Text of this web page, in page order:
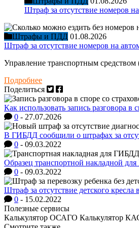
Штраф за отсутствие номеров
Штрафы и ПДД 01.08.2026
Штраф за отсутствие номеров на
Управление транспортным
Подробнее
Поделиться
Как использовать запись разговора
0 - 27.07.2026
В ГИБДД сообщили о штрафах за
0 - 09.03.2022
Образец транспортной накладной
0 - 09.03.2022
Штраф за отсутствие детского кресла
0 - 15.02.2022
Полезные сервисы
Калькулятор ОСАГО Калькулятор